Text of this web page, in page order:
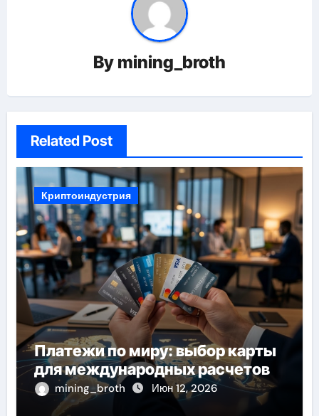
By mining_broth
Related Post
Криптоиндустрия
Платежи по миру: выбор карты
для международных расчетов
mining_broth Июн 12, 2026